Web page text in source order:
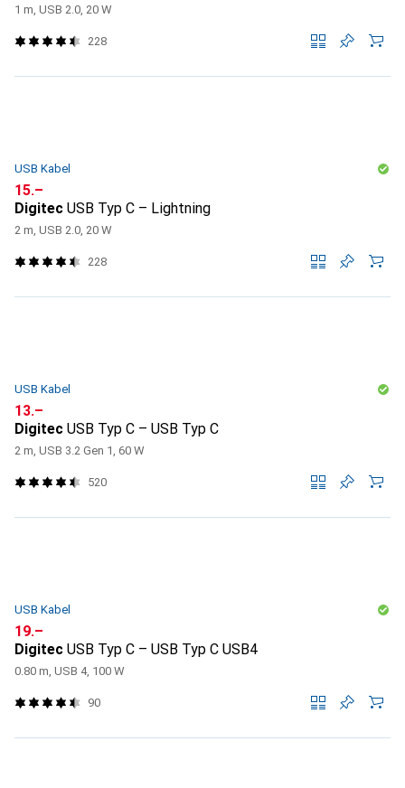
1 m, USB 2.0, 20 W
228
USB Kabel
CHF
15.–
Digitec USB Typ C – Lightning
2 m, USB 2.0, 20 W
228
USB Kabel
CHF
13.–
Digitec USB Typ C – USB Typ C
2 m, USB 3.2 Gen 1, 60 W
520
USB Kabel
CHF
19.–
Digitec USB Typ C – USB Typ C USB4
0.80 m, USB 4, 100 W
90